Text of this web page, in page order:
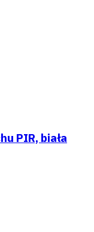
PIR, biała